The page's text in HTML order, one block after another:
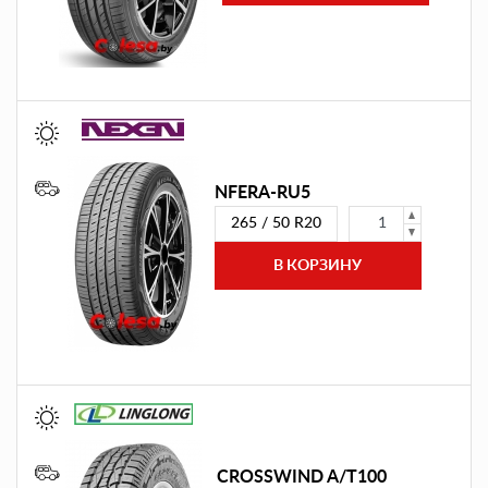
NFERA-RU5
265 / 50 R20
CROSSWIND A/T100